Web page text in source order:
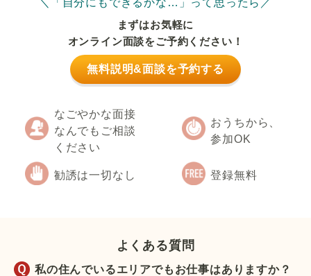
まずはお気軽に
オンライン面談をご予約ください！
無料説明&面談を予約する
なごやかな面接
なんでもご相談
ください
おうちから、
参加OK
勧誘は一切なし 登録無料
よくある質問
私の住んでいるエリアでもお仕事はありますか？